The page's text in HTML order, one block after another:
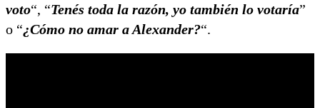
voto“, “Tenés toda la razón, yo también lo votaría”
o “¿Cómo no amar a Alexander?“.